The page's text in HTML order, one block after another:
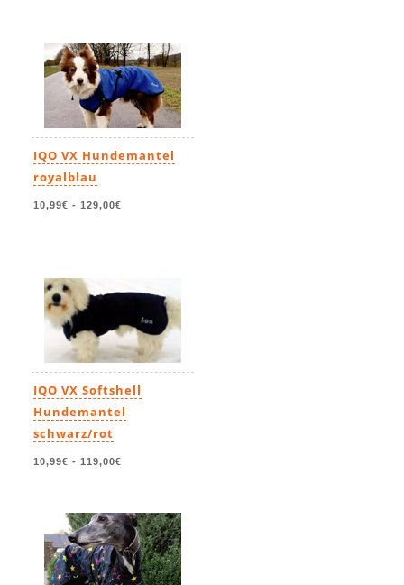
IQO VX Hundemantel
royalblau
10,99€ - 129,00€
IQO VX Softshell
Hundemantel
schwarz/rot
10,99€ - 119,00€